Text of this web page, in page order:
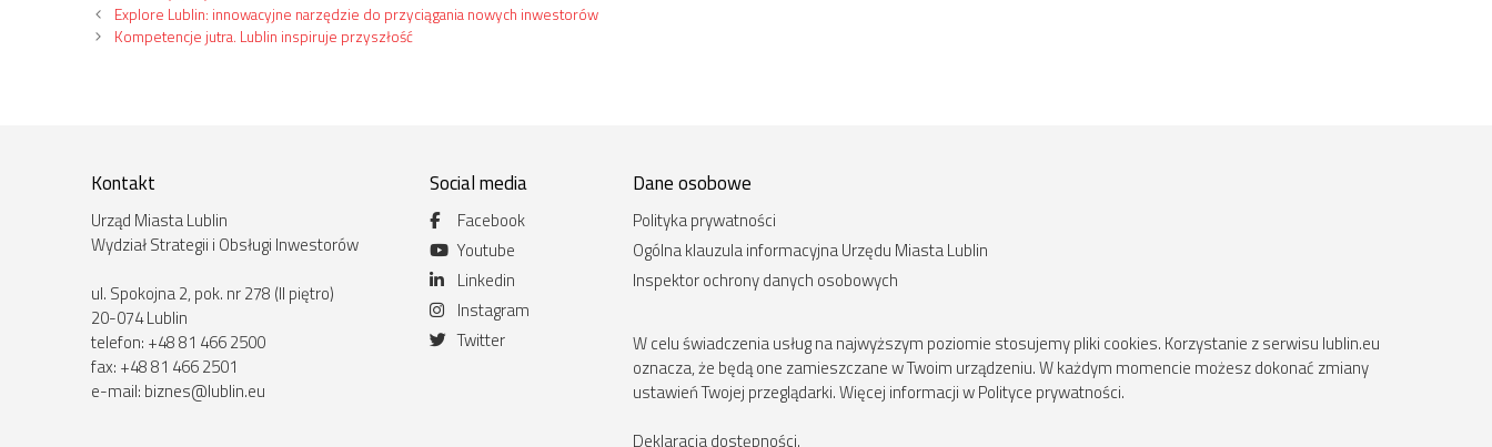
Explore Lublin: innowacyjne narzędzie do przyciągania nowych inwestorów
Kompetencje jutra. Lublin inspiruje przyszłość
Kontakt
Urząd Miasta Lublin
Wydział Strategii i Obsługi Inwestorów
ul. Spokojna 2, pok. nr 278 (II piętro)
20-074 Lublin
telefon: +48 81 466 2500
fax: +48 81 466 2501
e-mail: biznes@lublin.eu
Social media
Facebook
Youtube
Linkedin
Instagram
Twitter
Dane osobowe
Polityka prywatności
Ogólna klauzula informacyjna Urzędu Miasta Lublin
Inspektor ochrony danych osobowych
W celu świadczenia usług na najwyższym poziomie stosujemy pliki cookies. Korzystanie z serwisu lublin.eu
oznacza, że będą one zamieszczane w Twoim urządzeniu. W każdym momencie możesz dokonać zmiany
ustawień Twojej przeglądarki. Więcej informacji w Polityce prywatności.
Deklaracja dostępności.